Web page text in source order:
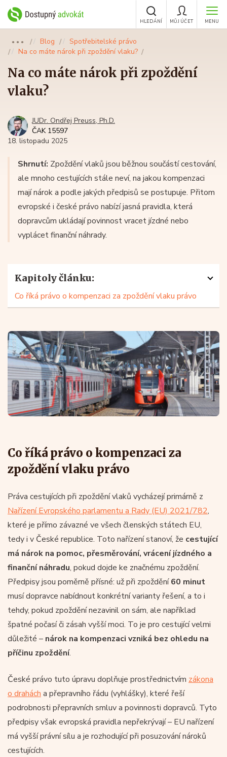
MENU
MŮJ ÚČET
HLEDÁNÍ
●●● Blog
Spotřebitelské právo
Na co máte nárok při zpoždění vlaku?
Na co máte nárok při zpoždění
vlaku?
JUDr. Ondřej Preuss, Ph.D.
ČAK 15597
18. listopadu 2025
Shrnutí: Zpoždění vlaků jsou běžnou součástí cestování,
ale mnoho cestujících stále neví, na jakou kompenzaci
mají nárok a podle jakých předpisů se postupuje. Přitom
evropské i české právo nabízí jasná pravidla, která
dopravcům ukládají povinnost vracet jízdné nebo
vyplácet finanční náhrady.
Kapitoly článku:
Co říká právo o kompenzaci za zpoždění vlaku právo
Co říká právo o kompenzaci za
zpoždění vlaku právo
Práva cestujících při zpoždění vlaků vycházejí primárně z
Nařízení Evropského parlamentu a Rady (EU) 2021/782,
které je přímo závazné ve všech členských státech EU,
tedy i v České republice. Toto nařízení stanoví, že cestující
má nárok na pomoc, přesměrování, vrácení jízdného a
finanční náhradu, pokud dojde ke značnému zpoždění.
Předpisy jsou poměrně přísné: už při zpoždění60 minut
musí dopravce nabídnout konkrétní varianty řešení, a to i
tehdy, pokud zpoždění nezavinil on sám, ale například
špatné počasí či zásah vyšší moci. To je pro cestující velmi
důležité – nárok na kompenzaci vzniká bez ohledu na
příčinu zpoždění.
České právo tuto úpravu doplňuje prostřednictvím zákona
o drahách a přepravního řádu (vyhlášky), které řeší
podrobnosti přepravních smluv a povinnosti dopravců. Tyto
předpisy však evropská pravidla nepřekrývají – EU nařízení
má vyšší právní sílu a je rozhodující při posuzování nároků
cestujících.